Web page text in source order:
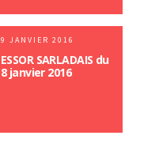
9 JANVIER 2016
ESSOR SARLADAIS du
8 janvier 2016